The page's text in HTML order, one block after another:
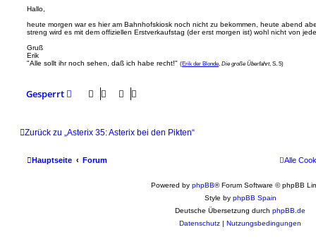
r
a
Hallo,
heute morgen war es hier am Bahnhofskiosk noch nicht zu bekommen, heute abend
streng wird es mit dem offiziellen Erstverkaufstag (der erst morgen ist) wohl nicht von
Gruß
Erik
"Alle sollt ihr noch sehen, daß ich habe recht!" (Erik der Blonde Die große Überfahrt, S. 5)
Gesperrt
Zurück zu „Asterix 35: Asterix bei den Pikten“
Hauptseite Forum Alle
Powered by phpBB® Forum Software © phpBB
Style by phpBB Spain
Deutsche Übersetzung durch phpBB.de
Datenschutz | Nutzungsbedingungen